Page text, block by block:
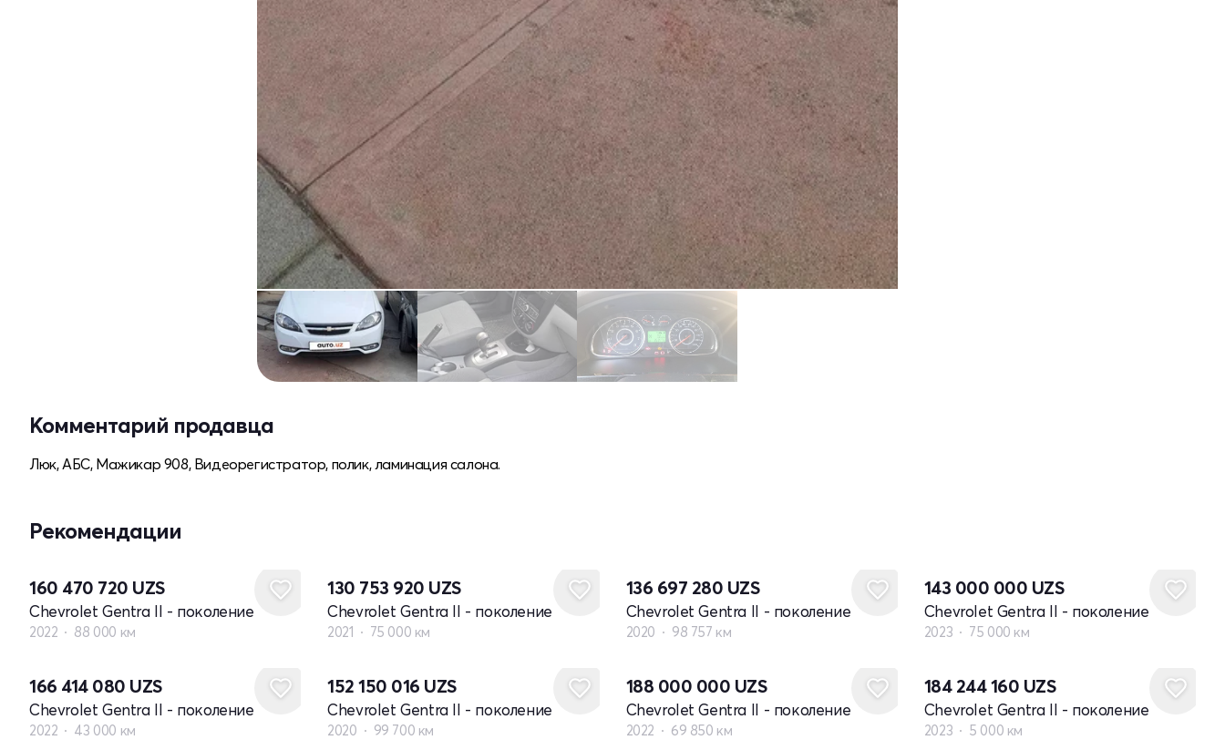
Комментарий продавца
Люк, АБС, Мажикар 908, Видеорегистратор, полик, ламинация салона.
Рекомендации
160 470 720 UZS
Chevrolet Gentra II - поколение
2022 88 000 км
130 753 920 UZS
Chevrolet Gentra II - поколение
2021 75 000 км
136 697 280 UZS
Chevrolet Gentra II - поколение
2020 98 757 км
143 000 000 UZS
Chevrolet Gentra II - поколение
2023 75 000 км
166 414 080 UZS
Chevrolet Gentra II - поколение
2022 43 000 км
152 150 016 UZS
Chevrolet Gentra II - поколение
2020 99 700 км
188 000 000 UZS
Chevrolet Gentra II - поколение
2022 69 850 км
184 244 160 UZS
Chevrolet Gentra II - поколение
2023 5 000 км